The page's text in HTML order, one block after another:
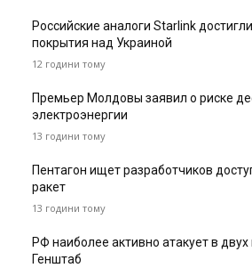
Российские аналоги Starlink
покрытия над Украиной
12 години тому
Премьер Молдовы заявил о риске
электроэнергии
13 години тому
Пентагон ищет разработчиков
ракет
13 години тому
РФ наиболее активно атакует в
Генштаб